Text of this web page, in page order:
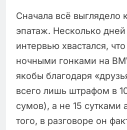
Сначала всё выглядело
эпатаж. Несколько
интервью хвастался,
ночными гонками на
якобы благодаря
всего лишь штрафом в
сумов), а не 15 сутками
того, в разговоре он